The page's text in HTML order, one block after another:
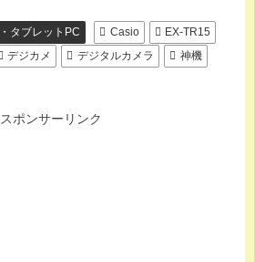
タブレットPC Casio
EX-TR15
デジカメ デジタルカメラ
神機
スポンサーリンク